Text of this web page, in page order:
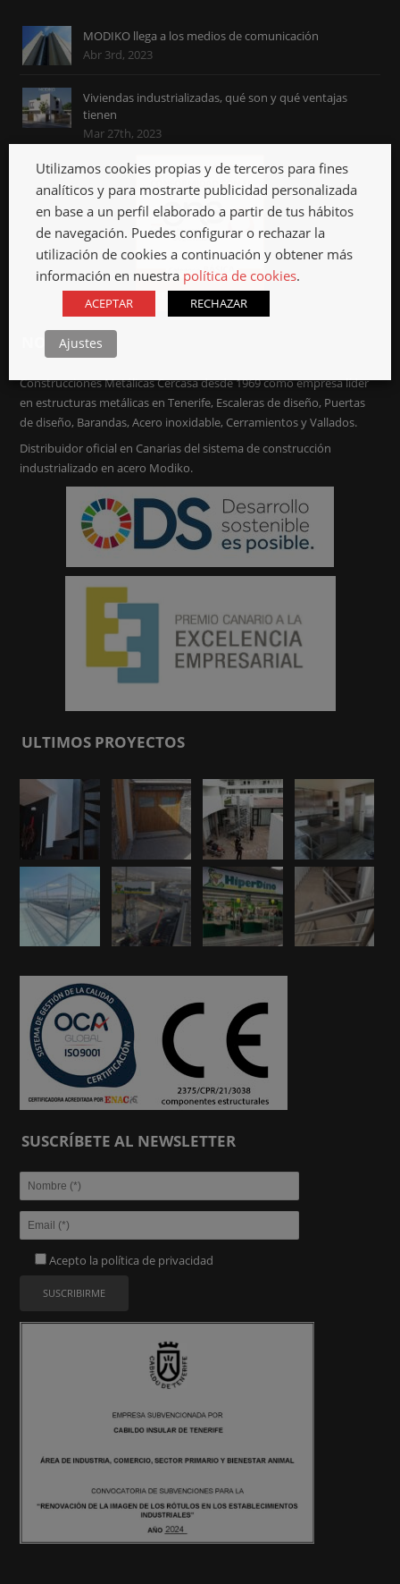
MODIKO llega a los medios de comunicación
Abr 3rd, 2023
Viviendas industrializadas, qué son y qué ventajas
tienen
Mar 27th, 2023
NOSOTROS
Construcciones Metálicas Cercasa desde 1969 como empresa líder
en estructuras metálicas en Tenerife, Escaleras de diseño, Puertas
de diseño, Barandas, Acero inoxidable, Cerramientos y Vallados.
Distribuidor oficial en Canarias del sistema de construcción
industrializado en acero Modiko.
ULTIMOS PROYECTOS
SUSCRÍBETE AL NEWSLETTER
Acepto la política de privacidad
Utilizamos cookies propias y de terceros para fines
analíticos y para mostrarte publicidad personalizada
en base a un perfil elaborado a partir de tus hábitos
de navegación. Puedes configurar o rechazar la
utilización de cookies a continuación y obtener más
información en nuestra política de cookies.
ACEPTAR RECHAZAR
Ajustes